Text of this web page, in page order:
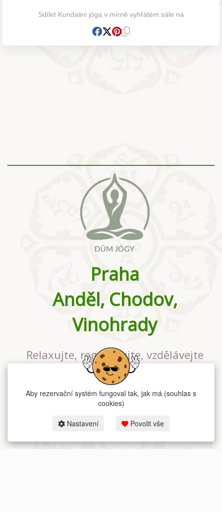
Sdílet Kundalini jóga v mírně vyhřátém sále na
Praha
Anděl, Chodov,
Vinohrady
Relaxujte, regenerujte, vzdělávejte
se v největším jógovém studiu v
Praze
Aby rezervační systém fungoval tak, jak má (souhlas s
cookies)
Nastavení Povolit vše